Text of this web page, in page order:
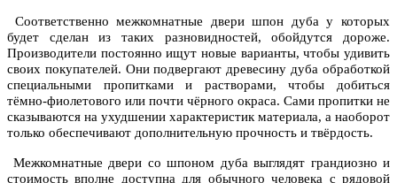
Соответственно межкомнатные двери шпон дуба у которых
будет сделан из таких разновидностей, обойдутся дороже.
Производители постоянно ищут новые варианты, чтобы удивить
своих покупателей. Они подвергают древесину дуба обработкой
специальными пропитками и растворами, чтобы добиться
тёмно-фиолетового или почти чёрного окраса. Сами пропитки не
сказываются на ухудшении характеристик материала, а наоборот
только обеспечивают дополнительную прочность и твёрдость.
Межкомнатные двери со шпоном дуба выглядят грандиозно и
стоимость вполне доступна для обычного человека с рядовой